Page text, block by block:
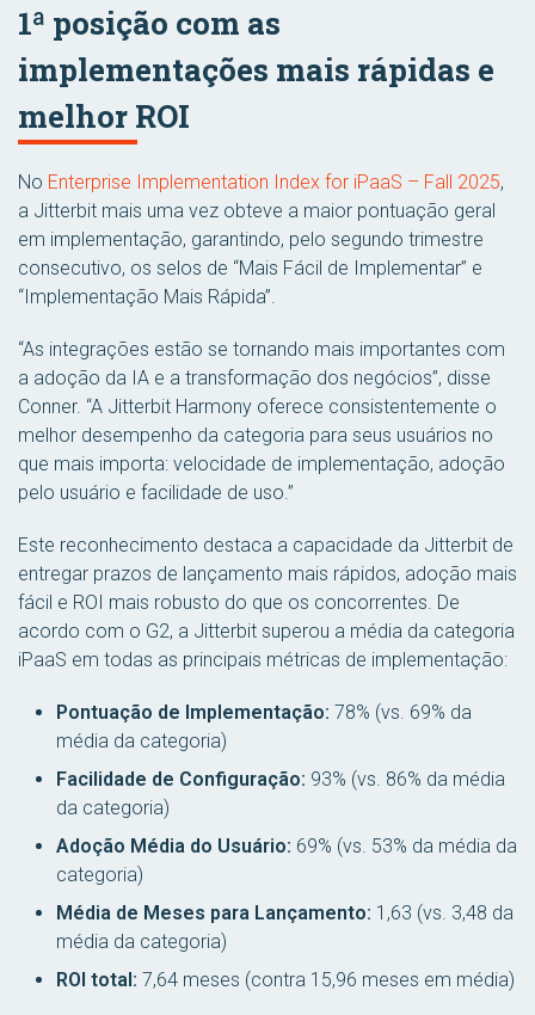
1ª posição com as
implementações mais rápidas e
melhor ROI
No Enterprise Implementation Index for iPaaS – Fall 2025,
a Jitterbit mais uma vez obteve a maior pontuação geral
em implementação, garantindo, pelo segundo trimestre
consecutivo, os selos de “Mais Fácil de Implementar” e
“Implementação Mais Rápida”.
“As integrações estão se tornando mais importantes com
a adoção da IA e a transformação dos negócios”, disse
Conner. “A Jitterbit Harmony oferece consistentemente o
melhor desempenho da categoria para seus usuários no
que mais importa: velocidade de implementação, adoção
pelo usuário e facilidade de uso.”
Este reconhecimento destaca a capacidade da Jitterbit de
entregar prazos de lançamento mais rápidos, adoção mais
fácil e ROI mais robusto do que os concorrentes. De
acordo com o G2, a Jitterbit superou a média da categoria
iPaaS em todas as principais métricas de implementação:
Pontuação de Implementação: 78% (vs. 69% da
média da categoria)
Facilidade de Configuração: 93% (vs. 86% da média
da categoria)
Adoção Média do Usuário: 69% (vs. 53% da média da
categoria)
Média de Meses para Lançamento: 1,63 (vs. 3,48 da
média da categoria)
ROI total: 7,64 meses (contra 15,96 meses em média)